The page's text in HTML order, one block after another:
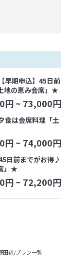
期申込】45日前
地の恵み会席」★
円 ~ 73,000円
は会席料理「土
円 ~ 74,000円
日前までがお得♪
」★
円 ~ 72,200円
辺/プラン一覧